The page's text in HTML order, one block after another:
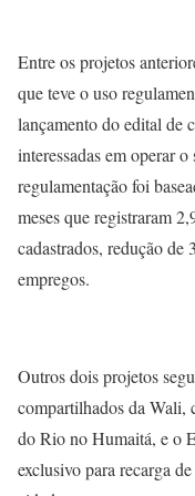
Entre os projetos
que teve o uso
lançamento do edital de
interessadas em operar
regulamentação foi
meses que registraram
cadastrados, redução de
empregos.
Outros dois projetos
compartilhados da Wali,
do Rio no Humaitá, e o
exclusivo para recarga